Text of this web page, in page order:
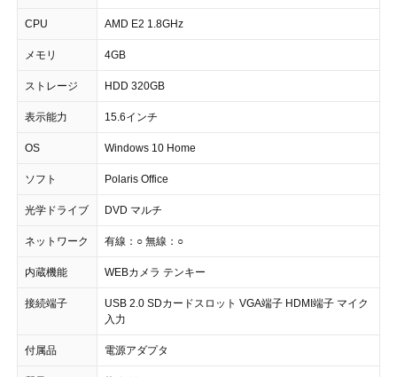
CPU AMD E2 1.8GHz
メモリ 4GB
ストレージ HDD 320GB
表示能力 15.6インチ
OS Windows 10 Home
ソフト Polaris Office
光学ドライブ DVD マルチ
ネットワーク 有線：○ 無線：○
内蔵機能 WEBカメラ テンキー
接続端子
USB 2.0 SDカードスロット VGA端子 HDMI端子 マイク
入力
付属品 電源アダプタ